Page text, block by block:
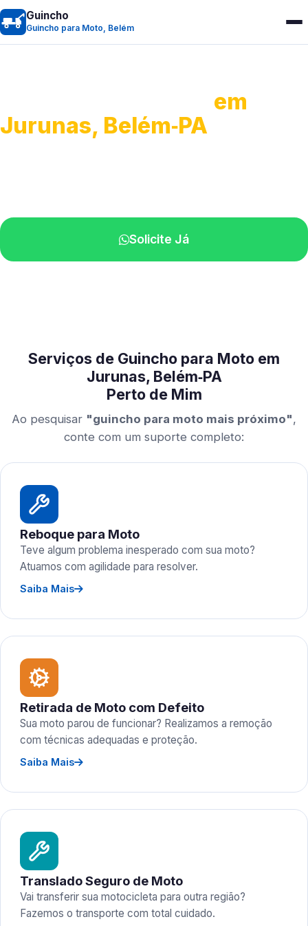
Guincho
Guincho para Moto, Belém
em
Jurunas, Belém‑PA
Solicite Já
Serviços de Guincho para Moto em
Jurunas, Belém‑PA
Perto de Mim
Ao pesquisar "guincho para moto mais próximo",
conte com um suporte completo:
Reboque para Moto
Teve algum problema inesperado com sua moto?
Atuamos com agilidade para resolver.
Saiba Mais
Retirada de Moto com Defeito
Sua moto parou de funcionar? Realizamos a remoção
com técnicas adequadas e proteção.
Saiba Mais
Translado Seguro de Moto
Vai transferir sua motocicleta para outra região?
Fazemos o transporte com total cuidado.